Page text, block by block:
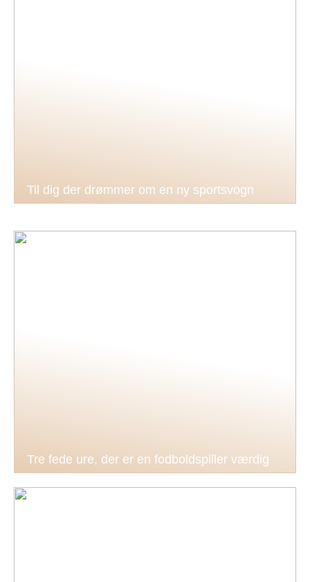
Til dig der drømmer om en ny sportsvogn
Tre fede ure, der er en fodboldspiller værdig